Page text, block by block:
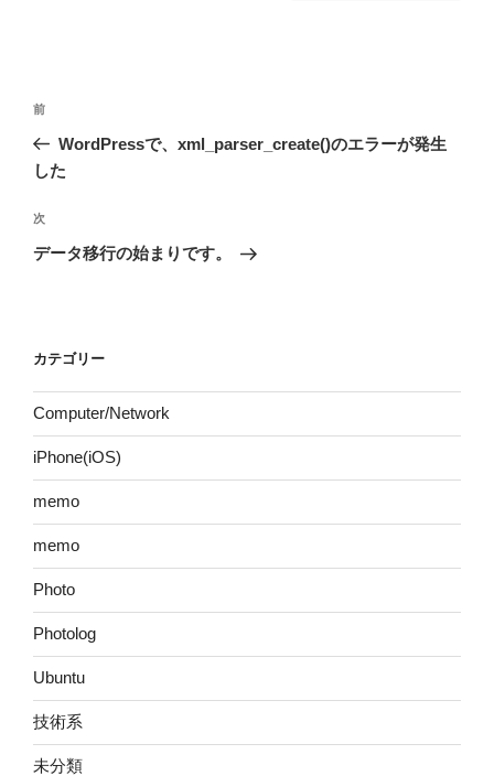
投
ナ
ゲ
ー
前
の
投
前
WordPressで、xml_parser_create()のエラーが発生
した
次
の
次
データ移行の始まりです。
カテゴリー
Computer/Network
iPhone(iOS)
memo
memo
Photo
Photolog
Ubuntu
技術系
未分類